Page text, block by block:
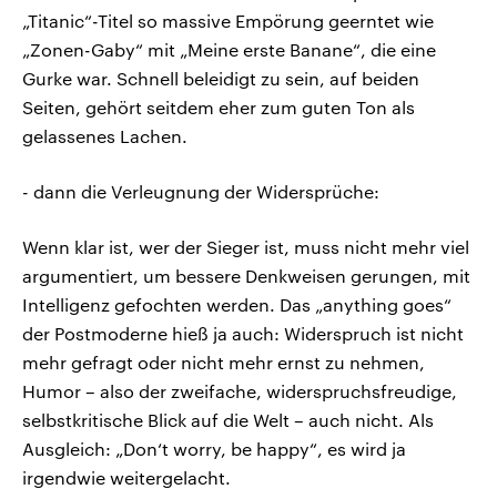
„Titanic“-Titel so massive Empörung geerntet wie
„Zonen-Gaby“ mit „Meine erste Banane“, die eine
Gurke war. Schnell beleidigt zu sein, auf beiden
Seiten, gehört seitdem eher zum guten Ton als
gelassenes Lachen.
- dann die Verleugnung der Widersprüche:
Wenn klar ist, wer der Sieger ist, muss nicht mehr viel
argumentiert, um bessere Denkweisen gerungen, mit
Intelligenz gefochten werden. Das „anything goes“
der Postmoderne hieß ja auch: Widerspruch ist nicht
mehr gefragt oder nicht mehr ernst zu nehmen,
Humor – also der zweifache, widerspruchsfreudige,
selbstkritische Blick auf die Welt – auch nicht. Als
Ausgleich: „Don‘t worry, be happy“, es wird ja
irgendwie weitergelacht.